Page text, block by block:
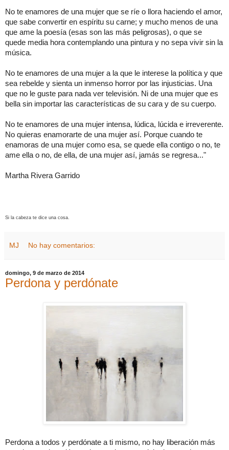
No te enamores de una mujer que se ríe o llora haciendo el amor,
que sabe convertir en espíritu su carne; y mucho menos de una
que ame la poesía (esas son las más peligrosas), o que se
quede media hora contemplando una pintura y no sepa vivir sin la
música.
No te enamores de una mujer a la que le interese la política y que
sea rebelde y sienta un inmenso horror por las injusticias. Una
que no le guste para nada ver televisión. Ni de una mujer que es
bella sin importar las características de su cara y de su cuerpo.
No te enamores de una mujer intensa, lúdica, lúcida e irreverente.
No quieras enamorarte de una mujer así. Porque cuando te
enamoras de una mujer como esa, se quede ella contigo o no, te
ame ella o no, de ella, de una mujer así, jamás se regresa..."
Martha Rivera Garrido
Si la cabeza te dice una cosa.
MJ No hay comentarios:
domingo, 9 de marzo de 2014
Perdona y perdónate
Perdona a todos y perdónate a ti mismo, no hay liberación más